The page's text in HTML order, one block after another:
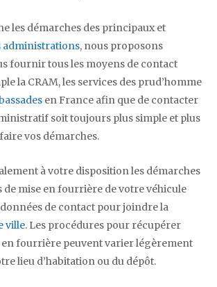
les démarches des principaux et
administrations, nous proposons
fournir tous les moyens de contact
la CRAM, les services des prud’homme
en France afin que de contacter
soit toujours plus simple et plus
vos démarches.
à votre disposition les démarches
de mise en fourrière de votre véhicule
de contact pour joindre la
ville. Les procédures pour récupérer
fourrière peuvent varier légèrement
lieu d’habitation ou du dépôt.